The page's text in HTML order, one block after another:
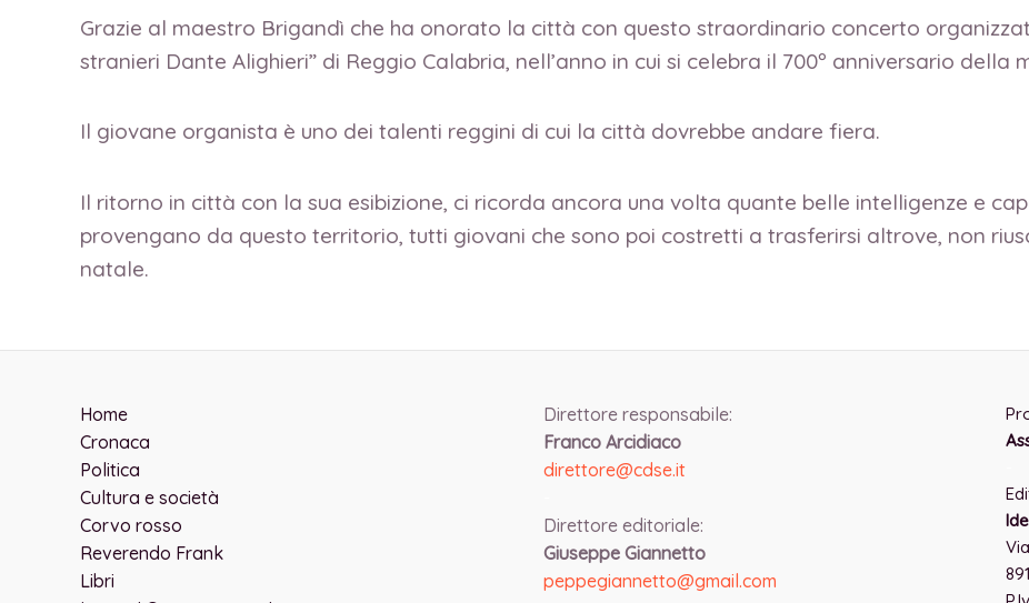
Grazie al maestro Brigandì che ha onorato la città con questo straordinario concerto
stranieri Dante Alighieri” di Reggio Calabria, nell’anno in cui si celebra il 700º anniversario della
Il giovane organista è uno dei talenti reggini di cui la città dovrebbe andare fiera.
Il ritorno in città con la sua esibizione, ci ricorda ancora una volta quante belle intelligenze e
provengano da questo territorio, tutti giovani che sono poi costretti a trasferirsi altrove, non
natale.
Home
Cronaca
Politica
Cultura e società
Corvo rosso
Reverendo Frank
Libri
Direttore responsabile:
Franco Arcidiaco
direttore@cdse.it
Direttore editoriale:
Giuseppe Giannetto
peppegiannetto@gmail.com